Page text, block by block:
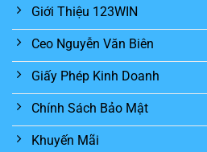
Giới Thiệu 123WIN
Ceo Nguyễn Văn Biên
Giấy Phép Kinh Doanh
Chính Sách Bảo Mật
Khuyến Mãi